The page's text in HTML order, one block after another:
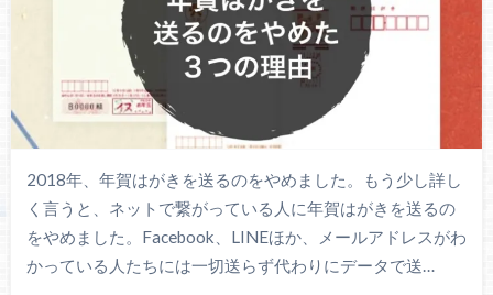
2018年、年賀はがきを送るのをやめました。もう少し詳し
く言うと、ネットで繋がっている人に年賀はがきを送るの
をやめました。Facebook、LINEほか、メールアドレスがわ
かっている人たちには一切送らず代わりにデータで送…